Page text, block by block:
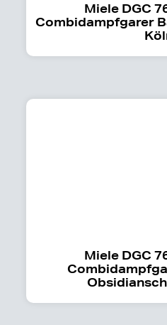
Miele DGC
Combidampfgarer
Miele DGC